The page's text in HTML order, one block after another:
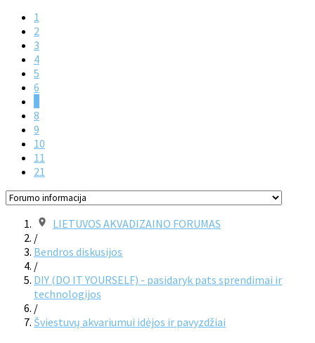
1
2
3
4
5
6
8
9
10
11
21
LIETUVOS AKVADIZAINO FORUMAS
/
Bendros diskusijos
/
DIY (DO IT YOURSELF) - pasidaryk pats sprendimai ir
technologijos
/
Šviestuvų akvariumui idėjos ir pavyzdžiai